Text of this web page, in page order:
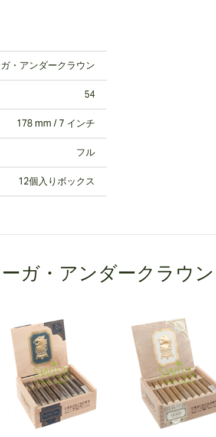
・アンダークラウン
54
178 mm / 7 インチ
フル
12個入りボックス
ガ・アンダークラウン